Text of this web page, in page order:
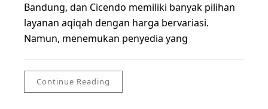
Bandung, dan Cicendo memiliki banyak pilihan
layanan aqiqah dengan harga bervariasi.
Namun, menemukan penyedia yang
Continue Reading